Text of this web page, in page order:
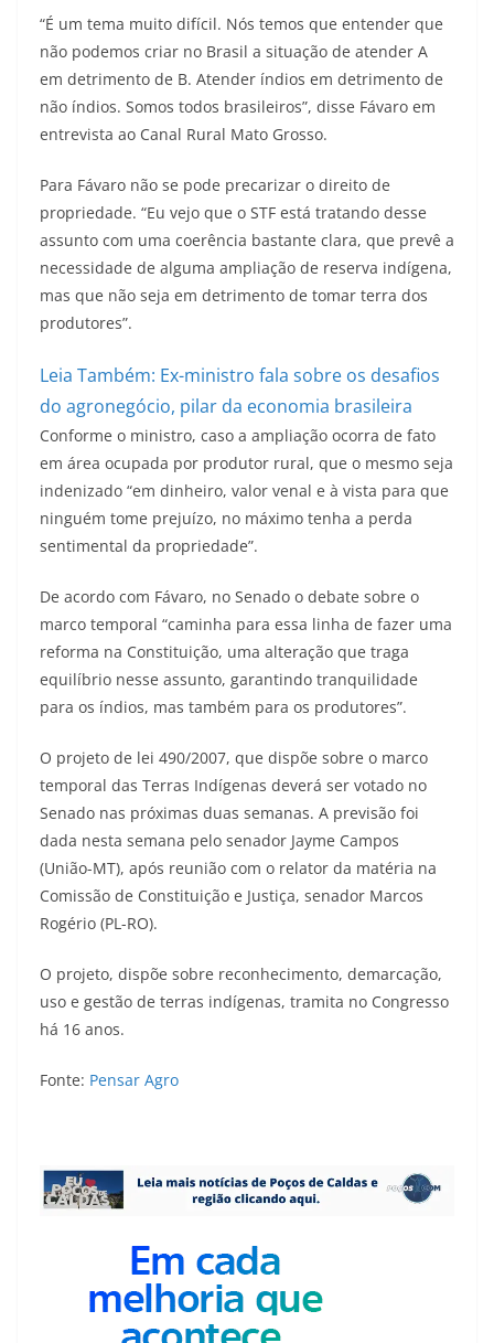
“É um tema muito difícil. Nós temos que entender que
não podemos criar no Brasil a situação de atender A
em detrimento de B. Atender índios em detrimento de
não índios. Somos todos brasileiros”, disse Fávaro em
entrevista ao Canal Rural Mato Grosso.
Para Fávaro não se pode precarizar o direito de
propriedade. “Eu vejo que o STF está tratando desse
assunto com uma coerência bastante clara, que prevê a
necessidade de alguma ampliação de reserva indígena,
mas que não seja em detrimento de tomar terra dos
produtores”.
Leia Também: Ex-ministro fala sobre os desafios
do agronegócio, pilar da economia brasileira
Conforme o ministro, caso a ampliação ocorra de fato
em área ocupada por produtor rural, que o mesmo seja
indenizado “em dinheiro, valor venal e à vista para que
ninguém tome prejuízo, no máximo tenha a perda
sentimental da propriedade”.
De acordo com Fávaro, no Senado o debate sobre o
marco temporal “caminha para essa linha de fazer uma
reforma na Constituição, uma alteração que traga
equilíbrio nesse assunto, garantindo tranquilidade
para os índios, mas também para os produtores”.
O projeto de lei 490/2007, que dispõe sobre o marco
temporal das Terras Indígenas deverá ser votado no
Senado nas próximas duas semanas. A previsão foi
dada nesta semana pelo senador Jayme Campos
(União-MT), após reunião com o relator da matéria na
Comissão de Constituição e Justiça, senador Marcos
Rogério (PL-RO).
O projeto, dispõe sobre reconhecimento, demarcação,
uso e gestão de terras indígenas, tramita no Congresso
há 16 anos.
Fonte: Pensar Agro